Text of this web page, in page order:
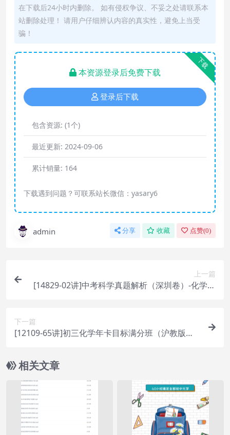
在下载后24小时内删除。 如有侵权争议、不妥之处请联系本
站删除处理！ 请用户仔细辨认内容的真实性，避免上当受
骗！
下载
本资源登录后免费下载
登录后下载
包含资源: (1个)
最近更新: 2024-09-06
累计销量: 164
下载遇到问题？可联系站长微信：yasary6
admin 分享 收藏 点赞(0)
上一篇
[14829-02讲]中考科学真题解析（深圳卷）-化学篇
下一篇
[12109-65讲]初三化学年卡目标满分班（沪教版）
相关文章